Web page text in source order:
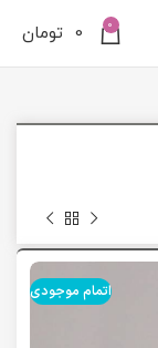
0
0 تومان
اتمام موجودی